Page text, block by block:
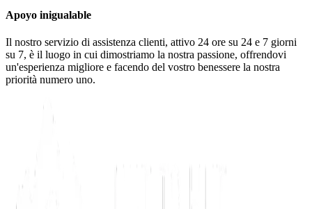
Apoyo inigualable
Il nostro servizio di assistenza clienti, attivo 24 ore su 24 e 7 giorni
su 7, è il luogo in cui dimostriamo la nostra passione, offrendovi
un'esperienza migliore e facendo del vostro benessere la nostra
priorità numero uno.